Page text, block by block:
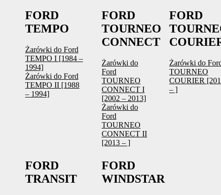
FORD
TEMPO
Żarówki do Ford
TEMPO I [1984 –
1994]
Żarówki do Ford
TEMPO II [1988
– 1994]
FORD
TOURNEO
CONNECT
Żarówki do
Ford
TOURNEO
CONNECT I
[2002 – 2013]
Żarówki do
Ford
TOURNEO
CONNECT II
[2013 – ]
FORD
Żarówki do
TOURNEO
COURIER
– ]
FORD
TRANSIT
FORD
WINDSTAR